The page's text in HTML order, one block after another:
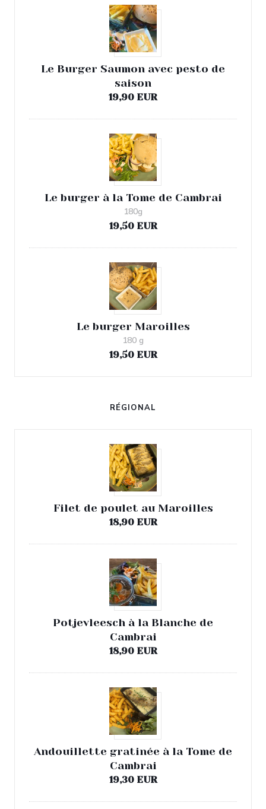
Le Burger Saumon avec pesto de
saison
19,90 EUR
Le burger à la Tome de Cambrai
19,50 EUR
180g
Le burger Maroilles
19,50 EUR
180 g
RÉGIONAL
Filet de poulet au Maroilles
18,90 EUR
Potjevleesch à la Blanche de
Cambrai
18,90 EUR
Andouillette gratinée à la Tome de
Cambrai
19,30 EUR